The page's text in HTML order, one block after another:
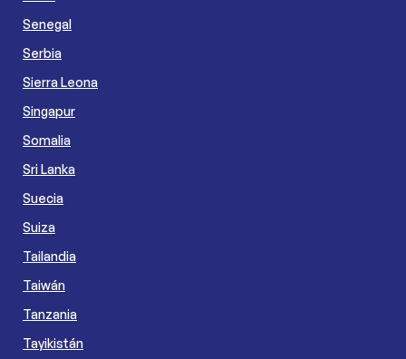
Senegal
Serbia
Sierra Leona
Singapur
Somalia
Sri Lanka
Suecia
Suiza
Tailandia
Taiwán
Tanzania
Tayikistán